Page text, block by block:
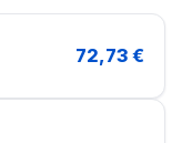
72,73 €